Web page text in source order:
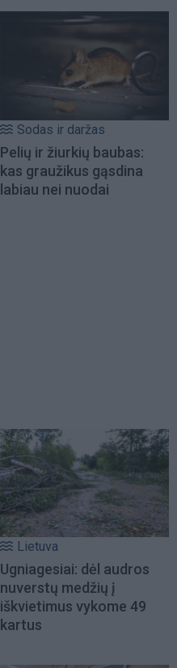
Sodas ir daržas
Pelių ir žiurkių baubas:
kas graužikus gąsdina
labiau nei nuodai
Lietuva
Ugniagesiai: dėl audros
nuverstų medžių į
iškvietimus vykome 49
kartus